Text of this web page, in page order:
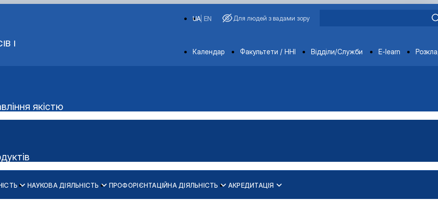
І
EN
UA Для людей з вадами зору
Departments
Календар Факультети / ННІ Відділи/Служби E-learn
якістю
Аудиторний фонд
НАУКОВА ДІЯЛЬНІСТЬ ПРОФОРІЄНТАЦІЙНА ДІЯЛЬНІСТЬ АКРЕДИТАЦІЯ